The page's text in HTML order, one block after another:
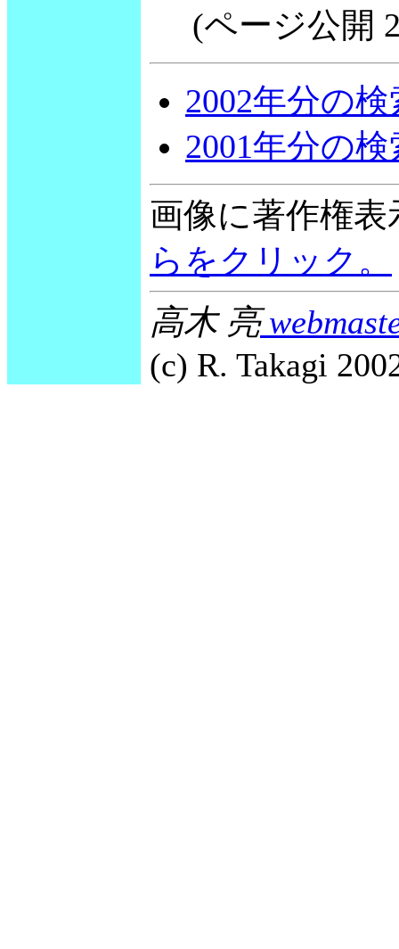
(ページ公開
2002年分の
2001年分の
画像に著作権
らをクリック。
高木 亮
(c) R. Takagi